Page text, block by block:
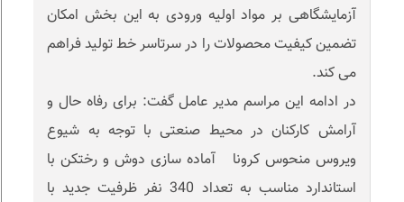
آزمایشگاهی بر مواد اولیه ورودی به این بخش امکان
تضمین کیفیت محصولات را در سرتاسر خط تولید فراهم
می کند.
در ادامه این مراسم مدیر عامل گفت: برای رفاه حال و
آرامش کارکنان در محیط صنعتی با توجه به شیوع
ویروس منحوس کرونا آماده سازی دوش و رختکن با
استاندارد مناسب به تعداد 340 نفر ظرفیت جدید با